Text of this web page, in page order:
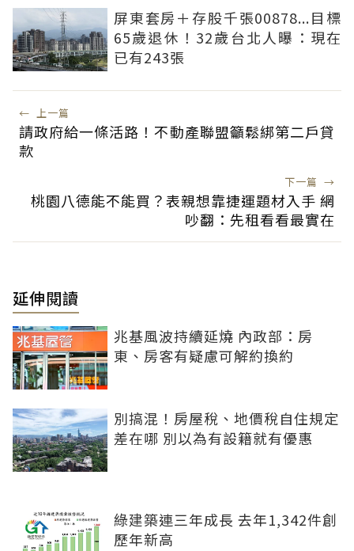
屏東套房＋存股千張00878...目標
65歲退休！32歲台北人曝：現在
已有243張
← 上一篇
請政府給一條活路！不動產聯盟籲鬆綁第二戶貸
款
下一篇 →
桃園八德能不能買？表親想靠捷運題材入手 網
吵翻：先租看看最實在
延伸閱讀
兆基風波持續延燒 內政部：房
東、房客有疑慮可解約換約
別搞混！房屋稅、地價稅自住規定
差在哪 別以為有設籍就有優惠
綠建築連三年成長 去年1,342件創
歷年新高